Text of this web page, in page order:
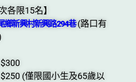
各限15名】
鄉新興村新興路294巷(路口有
(僅限國小生及65歲以